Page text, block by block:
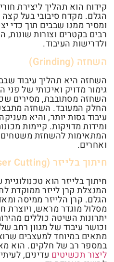
קידוח הוא תהליך ליצירת
הגלם. מקדח סיבובי בעל
ומסיר ממנו שבבים תוך כדי
רבים בקטרים וצורות שונות,
ולדרישות העיבוד.
השחזה (Grinding)
השחזה היא תהליך עיבוד
גימור מדויק ואיכותי של
השחזה מסתובבת, מסירים
החלק המעובד. השחזה
עיבוד גסות יותר, והיא
ומידות מדויקות. קיימות
המתאימות להשחזת משטחים
ואחרים.
חיתוך בלייזר (Laser Cutting)
חיתוך בלייזר הוא
המנצלת קרן לייזר ממוקדת
הגלם. קרן הלייזר ממיסה
מסלול מוגדר מראש, ויוצרת
יתרונות השיטה כוללים
וכושר עיבוד של מגוון רחב
מתאים במיוחד למעצבים
במספר רב של חלקים. הוא
ליצור תכשיטים עדינים,